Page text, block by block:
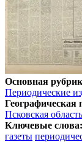
Основная
Периодические
Географическая
Псковская область
Ключевые слова:
газеты